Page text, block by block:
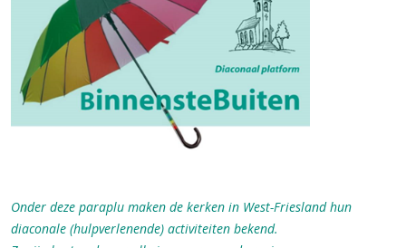
Onder deze paraplu maken de kerken in West-Friesland hun
diaconale (hulpverlenende) activiteiten bekend.